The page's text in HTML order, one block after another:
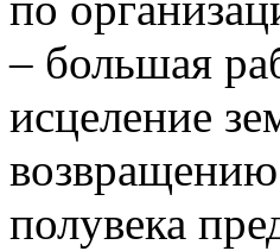
– большая
исцеление
полувека